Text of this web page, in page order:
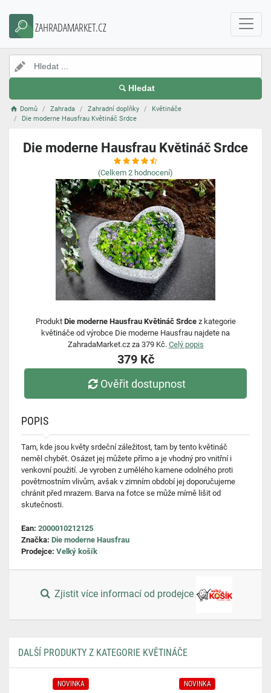
ZAHRADAMARKET.CZ
Hledat
Domů Zahrada Zahradní doplňky
Květináče
Die moderne Hausfrau Květináč Srdce
Die moderne Hausfrau Květináč Srdce
(Celkem 2 hodnocení)
Produkt Die moderne Hausfrau Květináč Srdcez kategorie
květináče od výrobce Die moderne Hausfrau najdete na
ZahradaMarket.cz za 379 Kč. Celý popis
379 Kč
Ověřit dostupnost
POPIS
Tam, kde jsou květy srdeční záležitost, tam by tento květináč
neměl chybět. Osázet jej můžete přímo a je vhodný pro vnitřní i
venkovní použití. Je vyroben z umělého kamene odolného proti
povětrnostním vlivům, avšak v zimním období jej doporučujeme
chránit před mrazem. Barva na fotce se může mírně lišit od
skutečnosti.
Ean: 2000010212125
Značka: Die moderne Hausfrau
Prodejce: Velký košík
Zjistit více informací od prodejce
DALŠÍ PRODUKTY Z KATEGORIE KVĚTINÁČE
NOVINKA NOVINKA